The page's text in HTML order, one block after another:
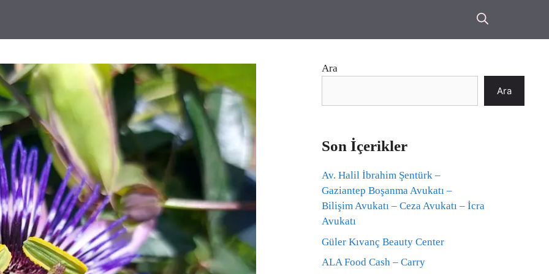
Ara
Ara
Son İçerikler
Av. Halil İbrahim Şentürk –
Gaziantep Boşanma Avukatı –
Bilişim Avukatı – Ceza Avukatı – İcra
Avukatı
Güler Kıvanç Beauty Center
ALA Food Cash – Carry